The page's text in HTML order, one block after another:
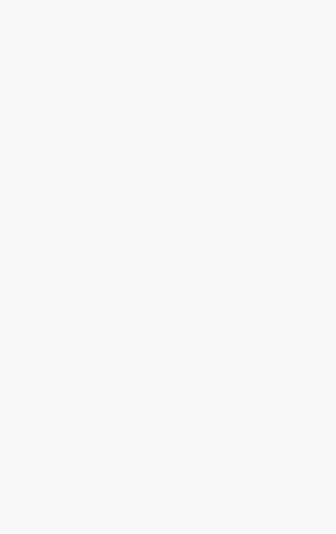
захищати шкіру
для тіла у домашніх умовах.
Як відбілити шкіру обличчя: